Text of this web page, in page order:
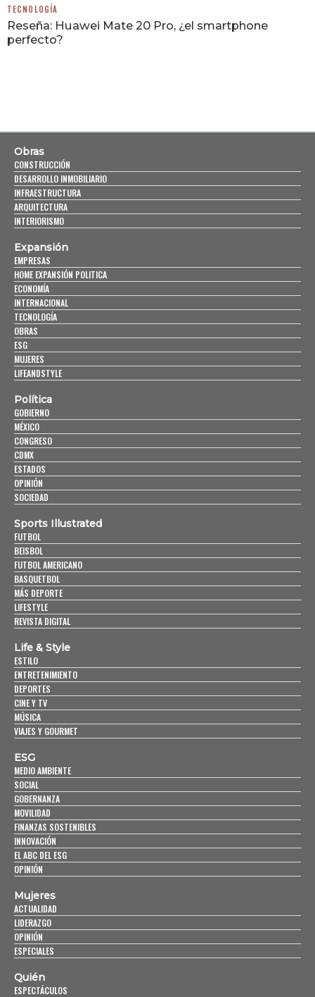
TECNOLOGÍA
Reseña: Huawei Mate 20 Pro, ¿el smartphone
perfecto?
Obras
CONSTRUCCIÓN
DESARROLLO INMOBILIARIO
INFRAESTRUCTURA
ARQUITECTURA
INTERIORISMO
Expansión
EMPRESAS
HOME EXPANSIÓN POLITICA
ECONOMÍA
INTERNACIONAL
TECNOLOGÍA
OBRAS
ESG
MUJERES
LIFEANDSTYLE
Política
GOBIERNO
MÉXICO
CONGRESO
CDMX
ESTADOS
OPINIÓN
SOCIEDAD
Sports Illustrated
FUTBOL
BEISBOL
FUTBOL AMERICANO
BASQUETBOL
MÁS DEPORTE
LIFESTYLE
REVISTA DIGITAL
Life & Style
ESTILO
ENTRETENIMIENTO
DEPORTES
CINE Y TV
MÚSICA
VIAJES Y GOURMET
ESG
MEDIO AMBIENTE
SOCIAL
GOBERNANZA
MOVILIDAD
FINANZAS SOSTENIBLES
INNOVACIÓN
EL ABC DEL ESG
OPINIÓN
Mujeres
ACTUALIDAD
LIDERAZGO
OPINIÓN
ESPECIALES
Quién
ESPECTÁCULOS